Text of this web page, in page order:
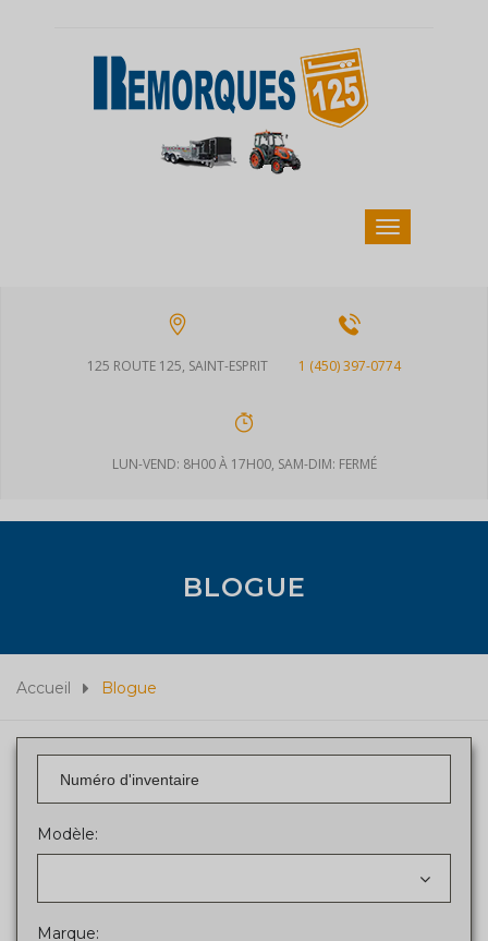
125 ROUTE 125, SAINT-ESPRIT 1 (450) 397-0774
LUN-VEND: 8H00 À 17H00, SAM-DIM: FERMÉ
BLOGUE
Accueil Blogue
Modèle:
Marque: